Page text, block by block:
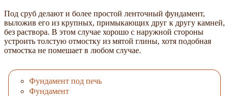
Под сруб делают и более простой ленточный фундамент,
выложив его из крупных, примыкающих друг к другу камней,
без раствора. В этом случае хорошо с наружной стороны
устроить толстую отмостку из мятой глины, хотя подобная
отмостка не помешает в любом случае.
Фундамент под печь
Фундамент